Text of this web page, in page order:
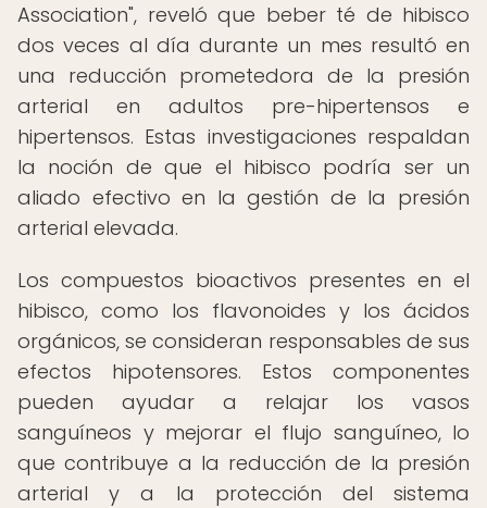
Association", reveló que beber té de hibisco
dos veces al día durante un mes resultó en
una reducción prometedora de la presión
arterial en adultos pre-hipertensos e
hipertensos. Estas investigaciones respaldan
la noción de que el hibisco podría ser un
aliado efectivo en la gestión de la presión
arterial elevada.
Los compuestos bioactivos presentes en el
hibisco, como los flavonoides y los ácidos
orgánicos, se consideran responsables de sus
efectos hipotensores. Estos componentes
pueden ayudar a relajar los vasos
sanguíneos y mejorar el flujo sanguíneo, lo
que contribuye a la reducción de la presión
arterial y a la protección del sistema